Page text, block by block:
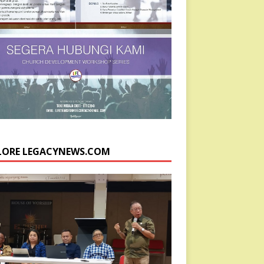
LEGACYNEWS.COM